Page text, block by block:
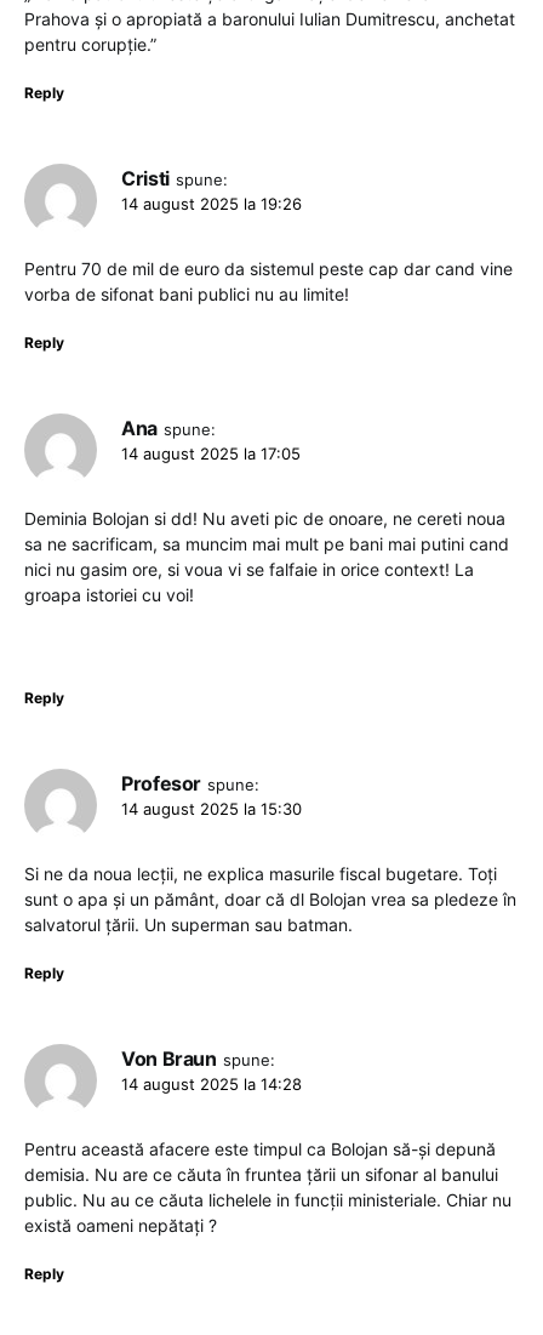
Prahova și o apropiată a baronului Iulian Dumitrescu, anchetat
pentru corupție.”
Reply
Cristi spune:
14 august 2025 la 19:26
Pentru 70 de mil de euro da sistemul peste cap dar cand vine
vorba de sifonat bani publici nu au limite!
Reply
Ana spune:
14 august 2025 la 17:05
Deminia Bolojan si dd! Nu aveti pic de onoare, ne cereti noua
sa ne sacrificam, sa muncim mai mult pe bani mai putini cand
nici nu gasim ore, si voua vi se falfaie in orice context! La
groapa istoriei cu voi!
Reply
Profesor spune:
14 august 2025 la 15:30
Si ne da noua lecții, ne explica masurile fiscal bugetare. Toți
sunt o apa și un pământ, doar că dl Bolojan vrea sa pledeze în
salvatorul țării. Un superman sau batman.
Reply
Von Braun spune:
14 august 2025 la 14:28
Pentru această afacere este timpul ca Bolojan să-și depună
demisia. Nu are ce căuta în fruntea țării un sifonar al banului
public. Nu au ce căuta lichelele in funcții ministeriale. Chiar nu
există oameni nepătați ?
Reply